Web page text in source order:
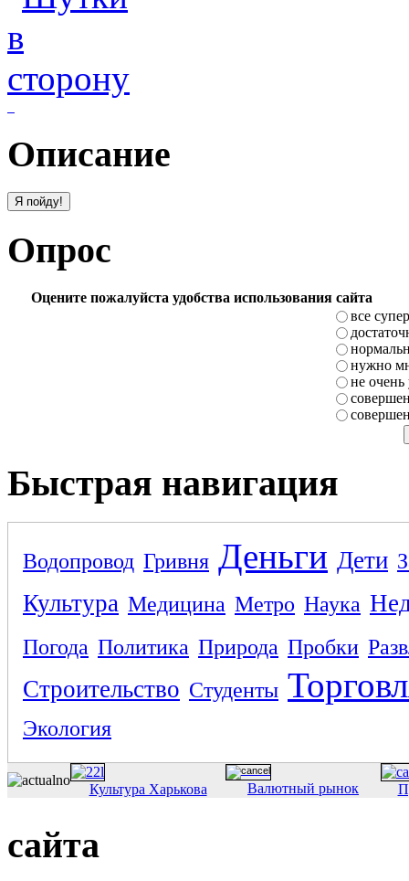
Описание
Опрос
Оцените пожалуйста удобства использования сайта
все супер
нужно
не очень
Быстрая навигация
Водопровод Гривня Деньги Дети
Культура Медицина Метро Наука
Погода Политика Природа Пробки
Строительство Студенты
Экология
Культура Харькова Валютный рынок
сайта